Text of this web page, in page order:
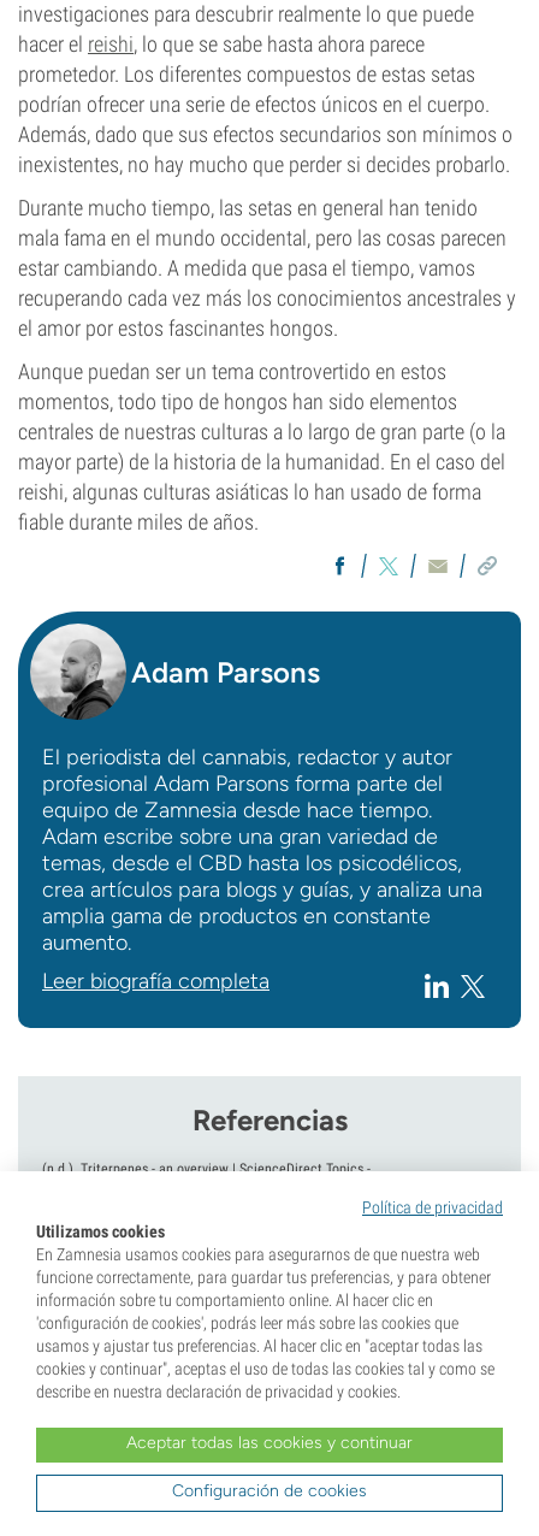
investigaciones para descubrir realmente lo que puede
hacer el reishi, lo que se sabe hasta ahora parece
prometedor. Los diferentes compuestos de estas setas
podrían ofrecer una serie de efectos únicos en el cuerpo.
Además, dado que sus efectos secundarios son mínimos o
inexistentes, no hay mucho que perder si decides probarlo.
Durante mucho tiempo, las setas en general han tenido
mala fama en el mundo occidental, pero las cosas parecen
estar cambiando. A medida que pasa el tiempo, vamos
recuperando cada vez más los conocimientos ancestrales y
el amor por estos fascinantes hongos.
Aunque puedan ser un tema controvertido en estos
momentos, todo tipo de hongos han sido elementos
centrales de nuestras culturas a lo largo de gran parte (o la
mayor parte) de la historia de la humanidad. En el caso del
reishi, algunas culturas asiáticas lo han usado de forma
fiable durante miles de años.
Adam Parsons
El periodista del cannabis, redactor y autor
profesional Adam Parsons forma parte del
equipo de Zamnesia desde hace tiempo.
Adam escribe sobre una gran variedad de
temas, desde el CBD hasta los psicodélicos,
crea artículos para blogs y guías, y analiza una
amplia gama de productos en constante
aumento.
Leer biografía completa
Referencias
(n.d.). Triterpenes - an overview | ScienceDirect Topics-
Agra LC, Ferro JN, Barbosa FT, & Barreto E.
Triterpenes with
healing activity: A systematic review - PubMed
https://pubmed.ncbi.nlm.nih.gov
Lovegrove A, Edwards CH, De Noni I, Patel H, El SN, Grassby T, Zielke C, Ulmius
M, Nilsson L, Butterworth PJ, Ellis PR, & Shewry PR. (01/22/2017). Role of
polysaccharides in food, digestion, and health - PubMed
-
https://pubmed.ncbi.nlm.nih.gov
Política de privacidad
Utilizamos cookies
En Zamnesia usamos cookies para asegurarnos de que nuestra web
funcione correctamente, para guardar tus preferencias, y para obtener
información sobre tu comportamiento online. Al hacer clic en
'configuración de cookies', podrás leer más sobre las cookies que
usamos y ajustar tus preferencias. Al hacer clic en "aceptar todas las
cookies y continuar", aceptas el uso de todas las cookies tal y como se
describe en nuestra declaración de privacidad y cookies.
Aceptar todas las cookies y continuar
Configuración de cookies